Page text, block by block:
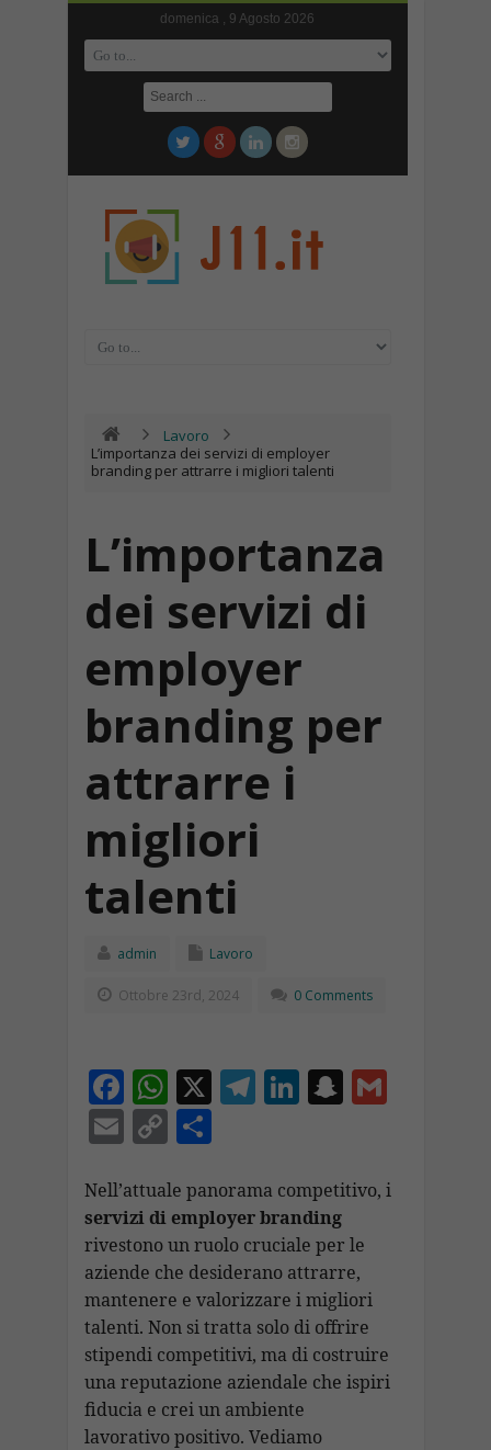
domenica , 9 Agosto 2026
Lavoro
L’importanza dei servizi di employer
branding per attrarre i migliori talenti
L’importanza
dei servizi di
employer
branding per
attrarre i
migliori
talenti
admin Lavoro
Ottobre 23rd, 2024 0 Comments
F
ac
e
b
o
o
k
W
h
at
s
A
p
p
X T
gr
a
m
Li
e
dI
n
S
p
c
h
at
G
l
E
ai
l
C
p
y
Li
n
k
C
n
di
vi
di
Nell’attuale panorama competitivo, i
servizi di employer branding
rivestono un ruolo cruciale per le
aziende che desiderano attrarre,
mantenere e valorizzare i migliori
talenti. Non si tratta solo di offrire
stipendi competitivi, ma di costruire
una reputazione aziendale che ispiri
fiducia e crei un ambiente
lavorativo positivo. Vediamo